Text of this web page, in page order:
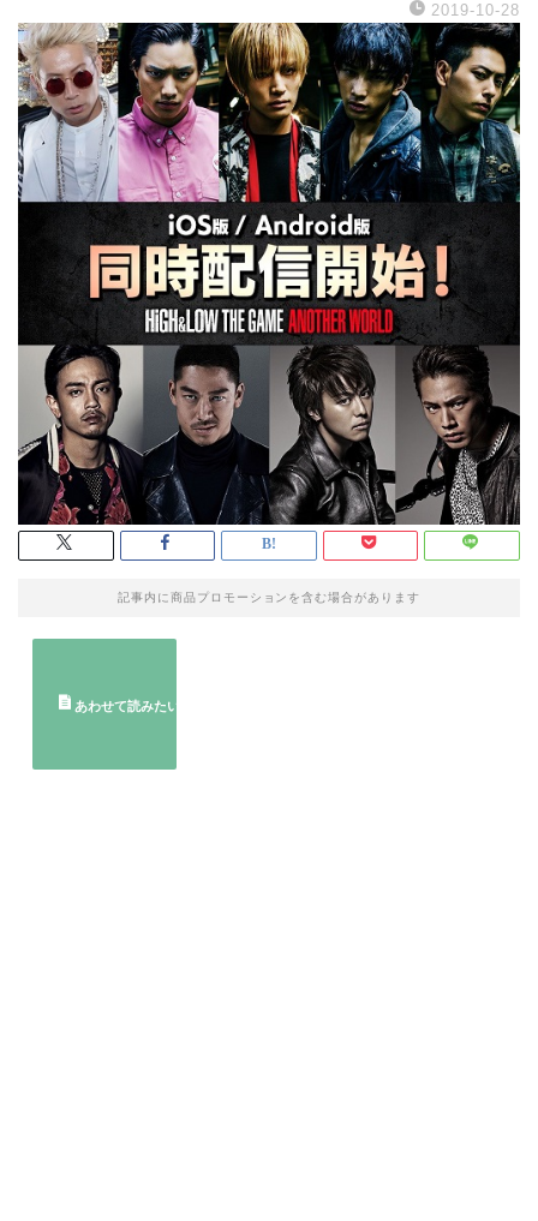
2019-10-28
記事内に商品プロモーションを含む場合があります